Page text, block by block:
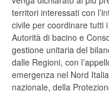
territori interessati con
civile per coordinare tutti
Autorità di bacino e
gestione unitaria del
dalle Regioni, con
emergenza nel Nord
nazionale, della